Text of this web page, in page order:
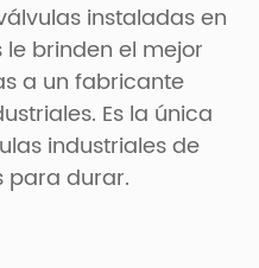
instaladas en
brinden el mejor
a un fabricante
Es la única
industriales de
para durar.